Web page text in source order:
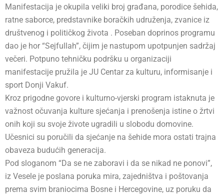
Manifestacija je okupila veliki broj građana, porodice šehida,
ratne saborce, predstavnike boračkih udruženja, zvanice iz
društvenog i političkog života . Poseban doprinos programu
dao je hor “Sejfullah”, čijim je nastupom upotpunjen sadržaj
večeri. Potpuno tehničku podršku u organizaciji
manifestacije pružila je JU Centar za kulturu, informisanje i
sport Donji Vakuf.
Kroz prigodne govore i kulturno-vjerski program istaknuta je
važnost očuvanja kulture sjećanja i prenošenja istine o žrtvi
onih koji su svoje živote ugradili u slobodu domovine.
Učesnici su poručili da sjećanje na šehide mora ostati trajna
obaveza budućih generacija.
Pod sloganom “Da se ne zaboravi i da se nikad ne ponovi”,
iz Vesele je poslana poruka mira, zajedništva i poštovanja
prema svim braniocima Bosne i Hercegovine, uz poruku da